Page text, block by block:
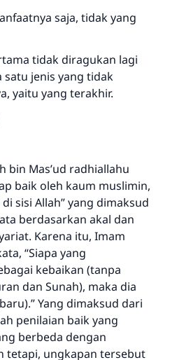
saja, tidak yang
tidak diragukan lagi
satu jenis yang tidak
yaitu yang terakhir.
bin Mas’ud radhiallahu
baik oleh kaum muslimin,
sisi Allah” yang dimaksud
berdasarkan akal dan
Karena itu, Imam
“Siapa yang
kebaikan (tanpa
dan Sunah), maka dia
Yang dimaksud dari
penilaian baik yang
berbeda dengan
tetapi, ungkapan tersebut